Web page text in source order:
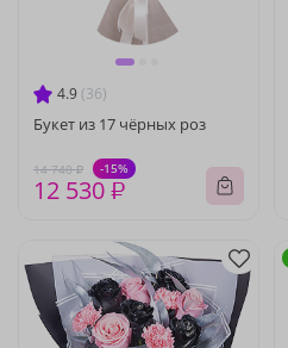
4.9 (36)
Букет из 17 чёрных роз
14 740 ₽ -15%
12 530 ₽